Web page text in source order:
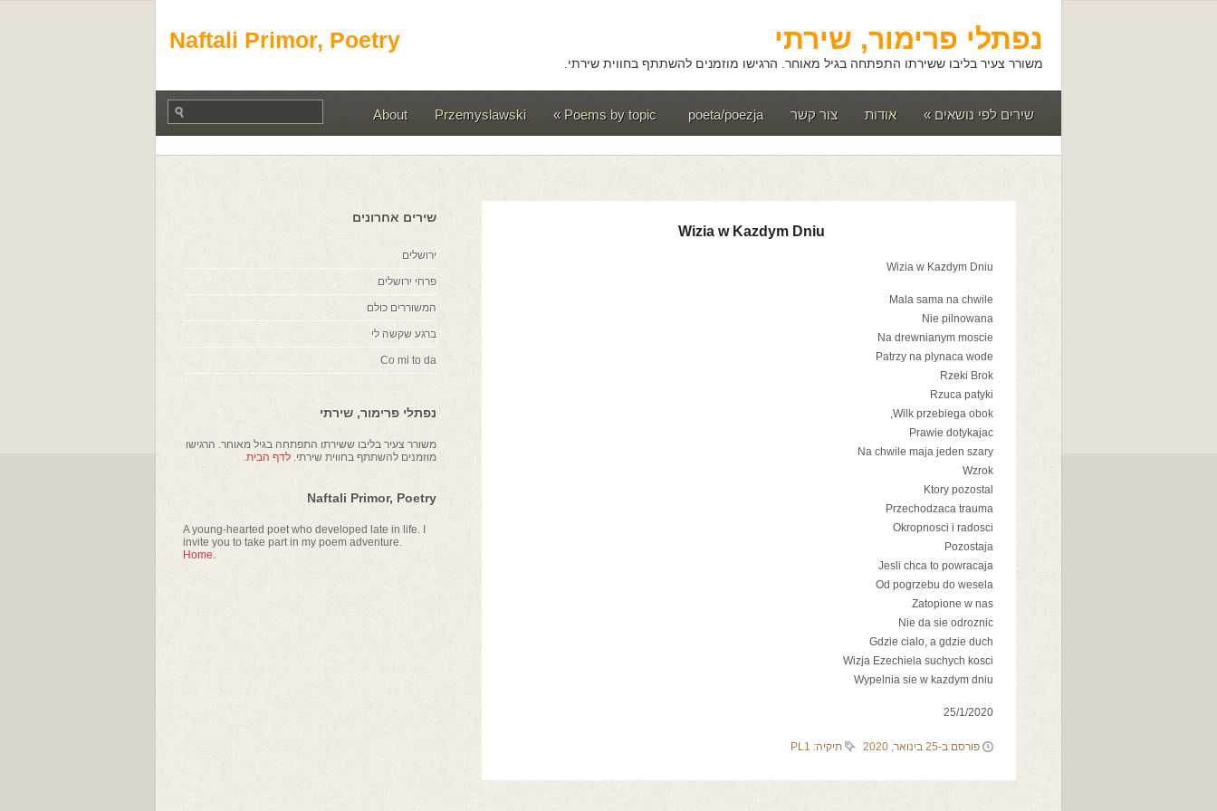
Naftali Primor, Poetry נפתלי פרימור, שירתי
משורר צעיר בליבו ששירתו התפתחה בגיל מאוחר. הרגישו מוזמנים להשתתף בחווית שירתי.
שירים לפי נושאים » אודות צור קשר poeta/poezja
Poems by topic
»
Przemyslawski
About
Wizia w Kazdym Dniu
Wizia w Kazdym Dniu
Mala sama na chwile
Nie pilnowana
Na drewnianym moscie
Patrzy na plynaca wode
Rzeki Brok
Rzuca patyki
Wilk przebiega obok,
Prawie dotykajac
Na chwile maja jeden szary
Wzrok
Ktory pozostal
Przechodzaca trauma
Okropnosci i radosci
Pozostaja
Jesli chca to powracaja
Od pogrzebu do wesela
Zatopione w nas
Nie da sie odroznic
Gdzie cialo, a gdzie duch
Wizja Ezechiela suchych kosci
Wypelnia sie w kazdym dniu
25/1/2020
פורסם ב-25 בינואר, 2020 תיקיה: PL1
שירים אחרונים
ירושלים
פרחי ירושלים
המשוררים כולם
ברגע שקשה לי
Co mi to da
נפתלי פרימור, שירתי
משורר צעיר בליבו ששירתו התפתחה בגיל מאוחר. הרגישו
מוזמנים להשתתף בחווית שירתי. לדף הבית.
Naftali Primor, Poetry
A young-hearted poet who developed late in life. I
invite you to take part in my poem adventure.
Home.